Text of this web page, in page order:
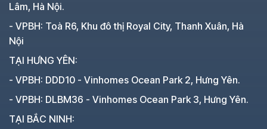
Lâm, Hà Nội.
- VPBH: Toà R6, Khu đô thị Royal City, Thanh Xuân, Hà
Nội
TẠI HƯNG YÊN:
- VPBH: DDD10 - Vinhomes Ocean Park 2, Hưng Yên.
- VPBH: DLBM36 - Vinhomes Ocean Park 3, Hưng Yên.
TẠI BẮC NINH: